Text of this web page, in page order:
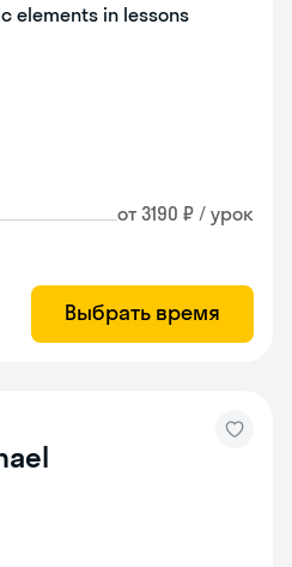
elements in lessons
от 3190 ₽ / урок
Выбрать время